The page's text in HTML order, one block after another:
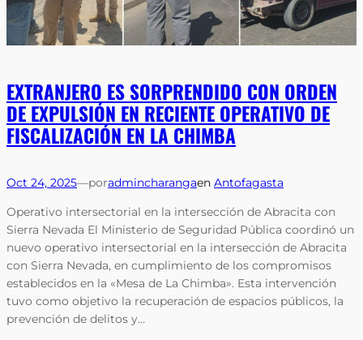
EXTRANJERO ES SORPRENDIDO CON ORDEN
DE EXPULSIÓN EN RECIENTE OPERATIVO DE
FISCALIZACIÓN EN LA CHIMBA
Oct 24, 2025—poradmincharangaen Antofagasta
Operativo intersectorial en la intersección de Abracita con
Sierra Nevada El Ministerio de Seguridad Pública coordinó un
nuevo operativo intersectorial en la intersección de Abracita
con Sierra Nevada, en cumplimiento de los compromisos
establecidos en la «Mesa de La Chimba». Esta intervención
tuvo como objetivo la recuperación de espacios públicos, la
prevención de delitos y…